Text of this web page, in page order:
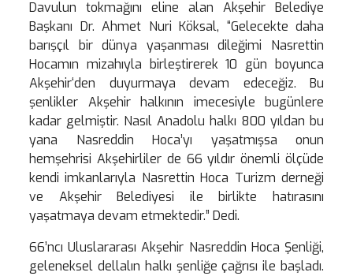
Davulun tokmağını eline alan Akşehir Belediye
Başkanı Dr. Ahmet Nuri Köksal, “Gelecekte daha
barışçıl bir dünya yaşanması dileğimi Nasrettin
Hocamın mizahıyla birleştirerek 10 gün boyunca
Akşehir‘den duyurmaya devam edeceğiz. Bu
şenlikler Akşehir halkının imecesiyle bugünlere
kadar gelmiştir. Nasıl Anadolu halkı 800 yıldan bu
yana Nasreddin Hoca’yı yaşatmışsa onun
hemşehrisi Akşehirliler de 66 yıldır önemli ölçüde
kendi imkanlarıyla Nasrettin Hoca Turizm derneği
ve Akşehir Belediyesi ile birlikte hatırasını
yaşatmaya devam etmektedir.” Dedi.
66’ncı Uluslararası Akşehir Nasreddin Hoca Şenliği,
geleneksel dellalın halkı şenliğe çağrısı ile başladı.